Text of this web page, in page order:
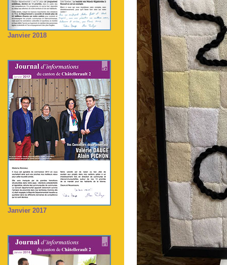
Janvier 2018
Janvier 2017